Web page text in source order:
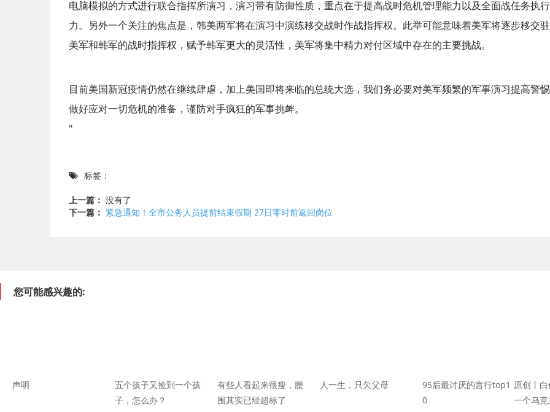
电脑模拟的方式进行联合指挥所演习，演习带有防御性质，重点在于提高战时危机管理能力以及全面战任务执
力。另外一个关注的焦点是，韩美两军将在演习中演练移交战时作战指挥权。此举可能意味着美军将逐步移交
美军和韩军的战时指挥权，赋予韩军更大的灵活性，美军将集中精力对付区域中存在的主要挑战。
目前美国新冠疫情仍然在继续肆虐，加上美国即将来临的总统大选，我们务必要对美军频繁的军事演习提高警惕
做好应对一切危机的准备，谨防对手疯狂的军事挑衅。
"
标签：
上一篇： 没有了
下一篇： 紧急通知！全市公务人员提前结束假期 27日零时前返回岗位
您可能感兴趣的:
声明
五个孩子又捡到一个孩
子，怎么办？
有些人看起来很瘦，腰
围其实已经超标了
人一生，只欠父母
95后最讨厌的言行top1
0
原创丨
一个乌